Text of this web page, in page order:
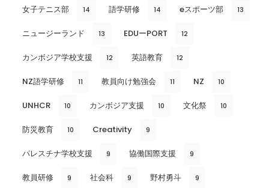
女子テニス部 14 語学研修 14 eスポーツ部 13
ニュージーランド 13 EDUーPORT 12
カンボジア学校支援 12 英語教育 12
NZ語学研修 11 教員向け勉強会 11 NZ 10
UNHCR 10 カンボジア支援 10 文化祭 10
防災教育 10 Creativity 9
パレスチナ学校支援 9 協働国際支援 9
教員研修 9 社会科 9 野村勇斗 9